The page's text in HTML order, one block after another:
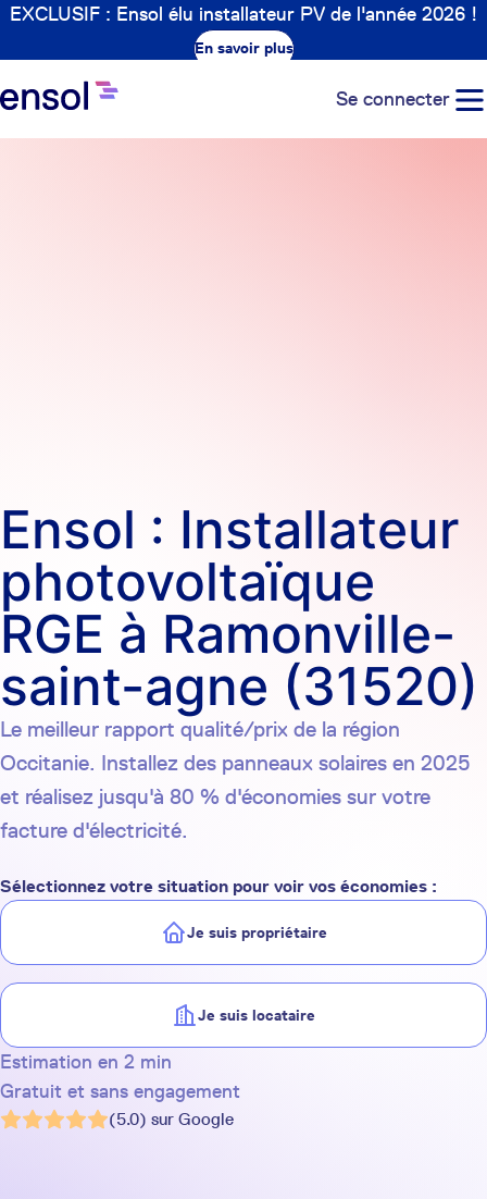
EXCLUSIF : Ensol élu installateur PV de l'année 2026 !
En savoir plus
Se connecter
Ensol : Installateur
photovoltaïque
RGE à Ramonville-
saint-agne (31520)
Le meilleur rapport qualité/prix de la région
Occitanie. Installez des panneaux solaires en 2025
et réalisez jusqu'à 80 % d'économies sur votre
facture d'électricité.
Sélectionnez votre situation pour voir vos économies :
Je suis propriétaire
Je suis locataire
Estimation en 2 min
Gratuit et sans engagement
(5.0) sur Google